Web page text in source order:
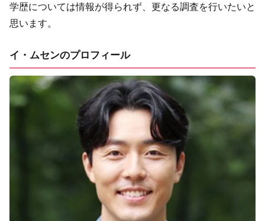
学歴については情報が得られず、更なる調査を行いたいと
思います。
イ・ムセンのプロフィール